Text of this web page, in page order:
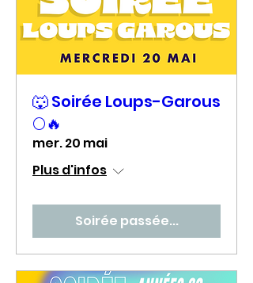
🐺 Soirée Loups-Garous
🌕🔥
mer. 20 mai
Plus d'infos
Soirée passée...